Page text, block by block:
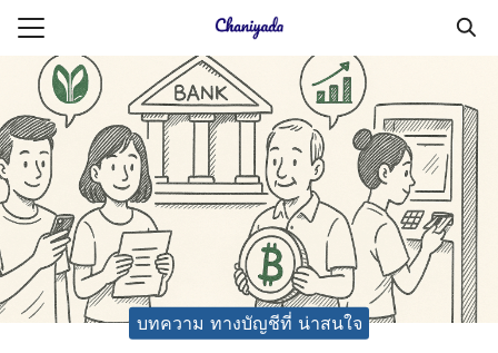
Skip
content
ยความเป็นส่วนตัว
ญชี (Accounting service)
ญชี (Accounting
Search
for:
บทความ ทางบัญชีที่ น่าสนใจ